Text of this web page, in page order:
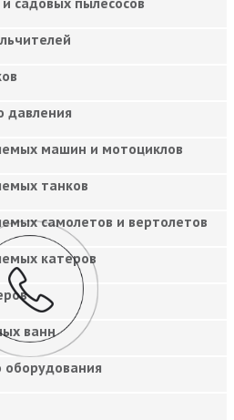
давления
машин и мотоциклов
танков
самолетов и вертолетов
катеров
ванн